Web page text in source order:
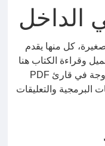
الداخل
كل منها يقدم
وقراءة الكتاب هنا
(9 ميجابايت). يوصى بعرض صفحة مزدوجة في قارئ PDF
والتعليقات